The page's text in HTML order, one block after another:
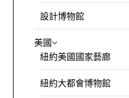
設計博物館
美國
紐約美國國家藝廊
紐約大都會博物館